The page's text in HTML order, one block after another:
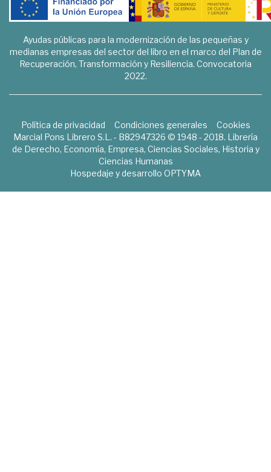
Ayudas públicas para la modernización de las pequeñas y
medianas empresas del sector del libro en el marco del Plan de
Recuperación, Transformación y Resiliencia. Convocatoria
2022.
Política de privacidad Condiciones generales
Cookies
Marcial Pons Librero S.L. - B82947326 © 1948 - 2018. Librería
de Derecho, Economía, Empresa, Ciencias Sociales, Historia y
Ciencias Humanas
Hospedaje y desarrollo OPTYMA